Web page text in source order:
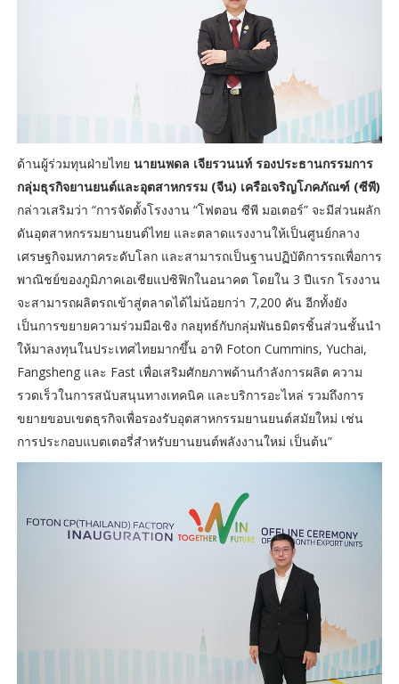
ด้านผู้ร่วมทุนฝ่ายไทย นายนพดล เจียรวนนท์ รองประธานกรรมการ
กลุ่มธุรกิจยานยนต์และอุตสาหกรรม (จีน) เครือเจริญโภคภัณฑ์ (ซีพี)
กล่าวเสริมว่า “การจัดตั้งโรงงาน “โฟตอน ซีพี มอเตอร์” จะมีส่วนผลัก
ดันอุตสาหกรรมยานยนต์ไทย และตลาดแรงงานให้เป็นศูนย์กลาง
เศรษฐกิจมหภาคระดับโลก และสามารถเป็นฐานปฏิบัติการรถเพื่อการ
พาณิชย์ของภูมิภาคเอเชียแปซิฟิกในอนาคต โดยใน 3 ปีแรก โรงงาน
จะสามารถผลิตรถเข้าสู่ตลาดได้ไม่น้อยกว่า 7,200 คัน อีกทั้งยัง
เป็นการขยายความร่วมมือเชิง กลยุทธ์กับกลุ่มพันธมิตรชิ้นส่วนชั้นนำ
ให้มาลงทุนในประเทศไทยมากขึ้น อาทิ Foton Cummins, Yuchai,
Fangsheng และ Fast เพื่อเสริมศักยภาพด้านกำลังการผลิต ความ
รวดเร็วในการสนับสนุนทางเทคนิค และบริการอะไหล่ รวมถึงการ
ขยายขอบเขตธุรกิจเพื่อรองรับอุตสาหกรรมยานยนต์สมัยใหม่ เช่น
การประกอบแบตเตอรี่สำหรับยานยนต์พลังงานใหม่ เป็นต้น”